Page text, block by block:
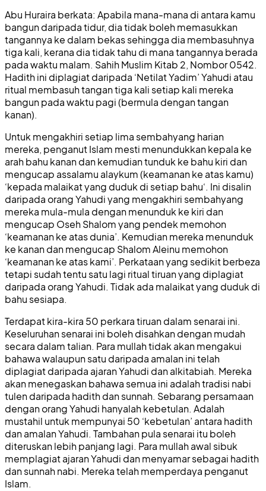
Abu Huraira berkata: Apabila mana-mana di antara kamu
bangun daripada tidur, dia tidak boleh memasukkan
tangannya ke dalam bekas sehingga dia membasuhnya
tiga kali, kerana dia tidak tahu di mana tangannya berada
pada waktu malam. Sahih Muslim Kitab 2, Nombor 0542.
Hadith ini diplagiat daripada ‘Netilat Yadim’ Yahudi atau
ritual membasuh tangan tiga kali setiap kali mereka
bangun pada waktu pagi (bermula dengan tangan
kanan).
Untuk mengakhiri setiap lima sembahyang harian
mereka, penganut Islam mesti menundukkan kepala ke
arah bahu kanan dan kemudian tunduk ke bahu kiri dan
mengucap assalamu alaykum (keamanan ke atas kamu)
‘kepada malaikat yang duduk di setiap bahu‘. Ini disalin
daripada orang Yahudi yang mengakhiri sembahyang
mereka mula-mula dengan menunduk ke kiri dan
mengucap Oseh Shalom yang pendek memohon
‘keamanan ke atas dunia’. Kemudian mereka menunduk
ke kanan dan mengucap Shalom Aleinu memohon
‘keamanan ke atas kami’. Perkataan yang sedikit berbeza
tetapi sudah tentu satu lagi ritual tiruan yang diplagiat
daripada orang Yahudi. Tidak ada malaikat yang duduk di
bahu sesiapa.
Terdapat kira-kira 50 perkara tiruan dalam senarai ini.
Keseluruhan senarai ini boleh disahkan dengan mudah
secara dalam talian. Para mullah tidak akan mengakui
bahawa walaupun satu daripada amalan ini telah
diplagiat daripada ajaran Yahudi dan alkitabiah. Mereka
akan menegaskan bahawa semua ini adalah tradisi nabi
tulen daripada hadith dan sunnah. Sebarang persamaan
dengan orang Yahudi hanyalah kebetulan. Adalah
mustahil untuk mempunyai 50 ‘kebetulan’ antara hadith
dan amalan Yahudi. Tambahan pula senarai itu boleh
diteruskan lebih panjang lagi. Para mullah awal sibuk
memplagiat ajaran Yahudi dan menyamar sebagai hadith
dan sunnah nabi. Mereka telah memperdaya penganut
Islam.